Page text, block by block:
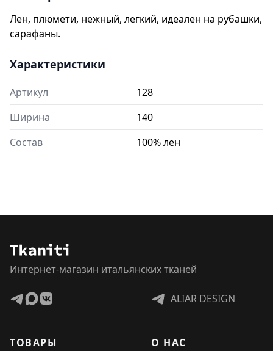
Лен, плюмети, нежный, легкий, идеален на рубашки,
сарафаны.
Характеристики
Артикул
128
Ширина
140
Состав
100% лен
Интернет-магазин итальянских тканей
ALIAR DESIGN
ТОВАРЫ
О НАС